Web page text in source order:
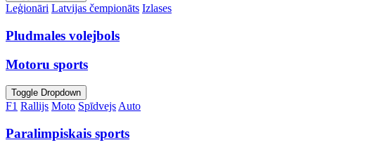
Leģionāri Latvijas čempionāts Izlases
Pludmales volejbols
Motoru sports
Toggle Dropdown
F1 Rallijs Moto SpīdvejsAuto
Paralimpiskais sports